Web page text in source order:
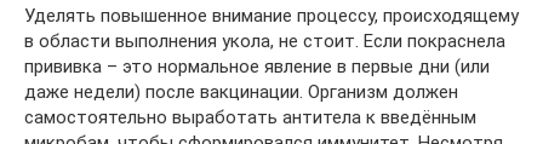
Уделять повышенное внимание процессу, происходящему
в области выполнения укола, не стоит. Если покраснела
прививка – это нормальное явление в первые дни (или
даже недели) после вакцинации. Организм должен
самостоятельно выработать антитела к введённым